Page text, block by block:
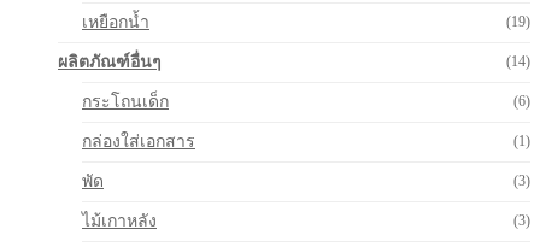
เหยือกน้ำ (19)
ผลิตภัณฑ์อื่นๆ (14)
กระโถนเด็ก (6)
กล่องใส่เอกสาร (1)
พัด (3)
ไม้เกาหลัง (3)